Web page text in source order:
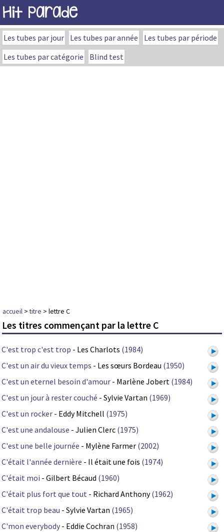
Hit Parade
Les tubes par jour Les tubes par année
Les tubes par période
Les tubes par catégorie
Blind test
accueil >titre > lettre C
Les titres commençant par la lettre C
C'est trop c'est trop - Les Charlots (1984)
C'est un air du vieux temps - Les sœurs Bordeau (1950)
C'est un eternel besoin d'amour - Marlène Jobert (1984)
C'est un jour à rester couché - Sylvie Vartan (1969)
C'est un rocker - Eddy Mitchell (1975)
C'est une andalouse - Julien Clerc (1975)
C'est une belle journée - Mylène Farmer (2002)
C'était l'année dernière - Il était une fois (1974)
C'était moi - Gilbert Bécaud (1960)
C'était plus fort que tout - Richard Anthony(1962)
C'était trop beau - Sylvie Vartan (1965)
C'mon everybody - Eddie Cochran (1958)